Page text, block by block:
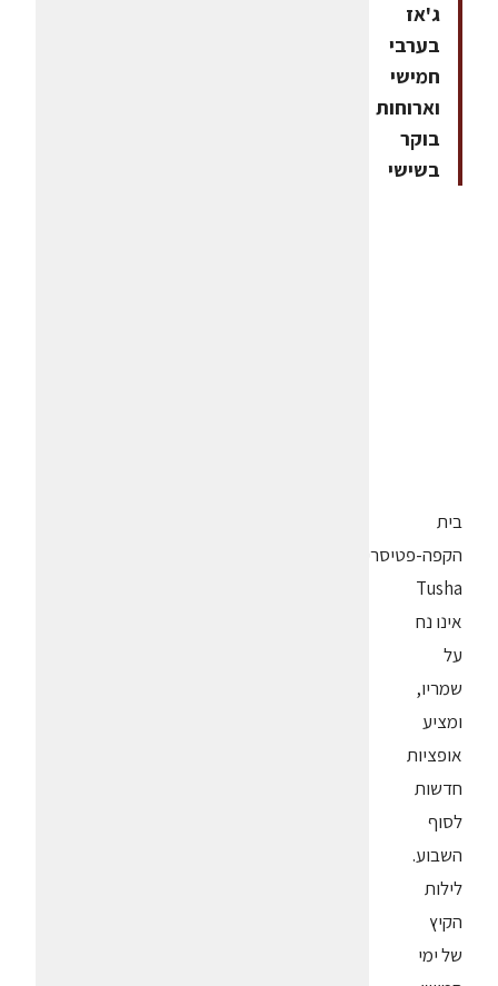
ג'אז
בערבי
חמישי
וארוחות
בוקר
בשישי
בית
הקפה-פטיסרי
Tusha
אינו נח
על
שמריו,
ומציע
אופציות
חדשות
לסוף
השבוע.
לילות
הקיץ
של ימי